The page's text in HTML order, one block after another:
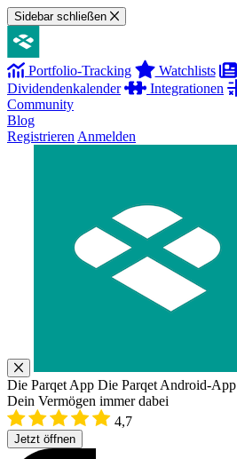
Sidebar schließen
Portfolio-Tracking Watchlists
Dividendenkalender
Integrationen
Community
Blog
Registrieren Anmelden
Die Parqet App Die Parqet Android-App
Dein Vermögen immer dabei
4,7
Jetzt öffnen